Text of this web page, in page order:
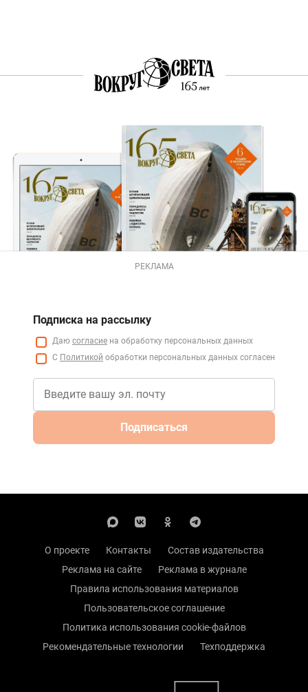
РЕКЛАМА
Подписка на рассылку
Даю согласие на обработку персональных данных
С Политикой обработки персональных данных согласен
Подписаться
О проекте Контакты
Состав издательства
Реклама на сайте
Реклама в журнале
Правила использования материалов
Пользовательское соглашение
Политика использования cookie-файлов
Рекомендательные технологии
Техподдержка